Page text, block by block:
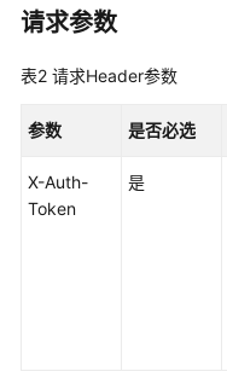
使
前
API
概
请求参数
表2 请求Header参数
参数 是否必选
X-Auth-
Token
是